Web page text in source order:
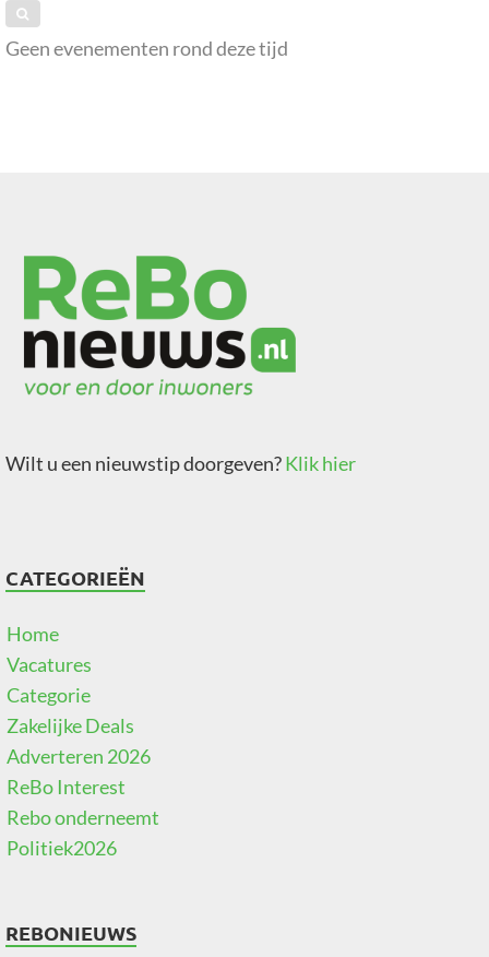
Geen evenementen rond deze tijd
Wilt u een nieuwstip doorgeven?Klik hier
CATEGORIEËN
Home
Vacatures
Categorie
Zakelijke Deals
Adverteren 2026
ReBo Interest
Rebo onderneemt
Politiek2026
REBONIEUWS